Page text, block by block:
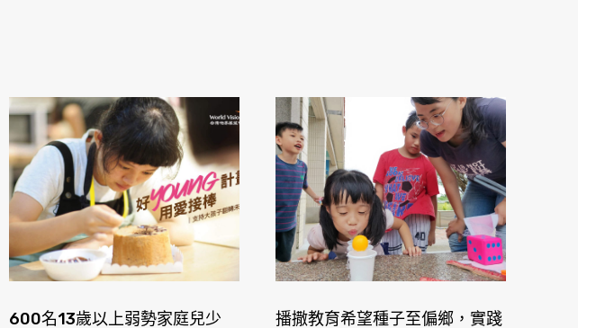
600名13歲以上弱勢家庭兒少
播撒教育希望種子至偏鄉，實踐